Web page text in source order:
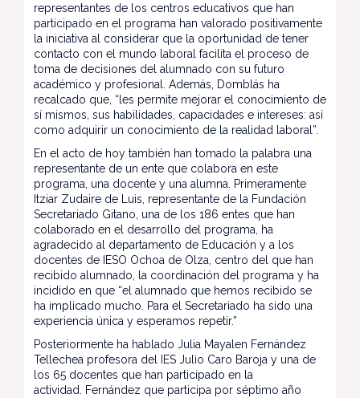
representantes de los centros educativos que han
participado en el programa han valorado positivamente
la iniciativa al considerar que la oportunidad de tener
contacto con el mundo laboral facilita el proceso de
toma de decisiones del alumnado con su futuro
académico y profesional. Además, Domblás ha
recalcado que, “les permite mejorar el conocimiento de
sí mismos, sus habilidades, capacidades e intereses: así
como adquirir un conocimiento de la realidad laboral”.
En el acto de hoy también han tomado la palabra una
representante de un ente que colabora en este
programa, una docente y una alumna. Primeramente
Itziar Zudaire de Luis, representante de la Fundación
Secretariado Gitano, una de los 186 entes que han
colaborado en el desarrollo del programa, ha
agradecido al departamento de Educación y a los
docentes de IESO Ochoa de Olza, centro del que han
recibido alumnado, la coordinación del programa y ha
incidido en que “el alumnado que hemos recibido se
ha implicado mucho. Para el Secretariado ha sido una
experiencia única y esperamos repetir.”
Posteriormente ha hablado Julia Mayalen Fernández
Tellechea profesora del IES Julio Caro Baroja y una de
los 65 docentes que han participado en la
actividad. Fernández que participa por séptimo año